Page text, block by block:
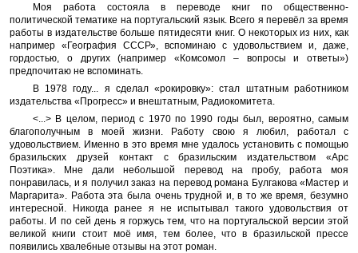
Моя работа состояла в переводе книг по общественно-
политической тематике на португальский язык. Всего я перевёл за время
работы в издательстве больше пятидесяти книг. О некоторых из них, как
например «География СССР», вспоминаю с удовольствием и, даже,
гордостью, о других (например «Комсомол – вопросы и ответы»)
предпочитаю не вспоминать.
В 1978 году... я сделал «рокировку»: стал штатным работником
издательства «Прогресс» и внештатным, Радиокомитета.
<...> В целом, период с 1970 по 1990 годы был, вероятно, самым
благополучным в моей жизни. Работу свою я любил, работал с
удовольствием. Именно в это время мне удалось установить с помощью
бразильских друзей контакт с бразильским издательством «Арс
Поэтика». Мне дали небольшой перевод на пробу, работа моя
понравилась, и я получил заказ на перевод романа Булгакова «Мастер и
Маргарита». Работа эта была очень трудной и, в то же время, безумно
интересной. Никогда ранее я не испытывал такого удовольствия от
работы. И по сей день я горжусь тем, что на португальской версии этой
великой книги стоит моё имя, тем более, что в бразильской прессе
появились хвалебные отзывы на этот роман.